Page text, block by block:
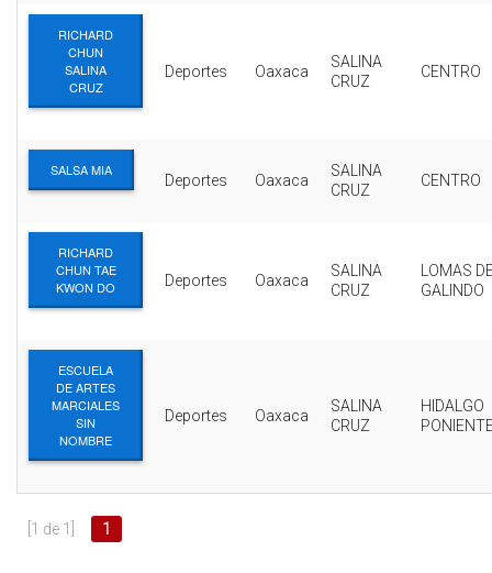
RICHARD
CHUN
SALINA
CRUZ
Deportes Oaxaca
SALINA
CRUZ
CENTRO
SALSA MIA
Deportes Oaxaca
SALINA
CRUZ
CENTRO
RICHARD
CHUN TAE
KWON DO
Deportes Oaxaca
SALINA
CRUZ
LOMAS
GALINDO
ESCUELA
DE ARTES
MARCIALES
SIN
NOMBRE
Deportes Oaxaca
SALINA
CRUZ
HIDALGO
[1 de 1] 1